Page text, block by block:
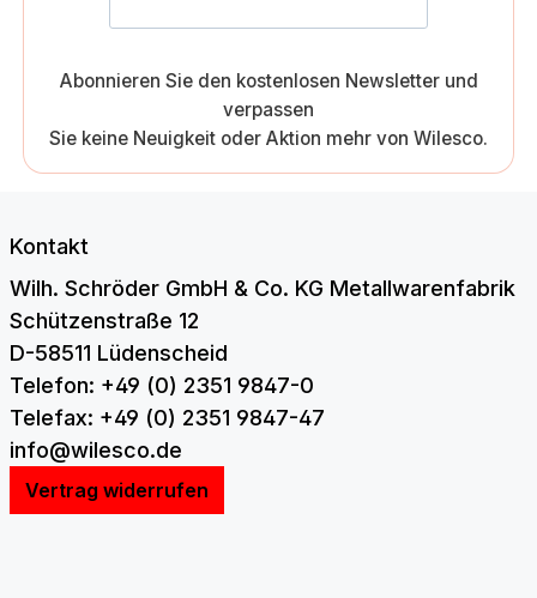
Abonnieren Sie den kostenlosen Newsletter und
verpassen
Sie keine Neuigkeit oder Aktion mehr von Wilesco.
Kontakt
Wilh. Schröder GmbH & Co. KG Metallwarenfabrik
Schützenstraße 12
D-58511 Lüdenscheid
Telefon: +49 (0) 2351 9847-0
Telefax: +49 (0) 2351 9847-47
info@wilesco.de
Vertrag widerrufen